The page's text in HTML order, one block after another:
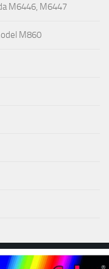
M6446, M6447
M860